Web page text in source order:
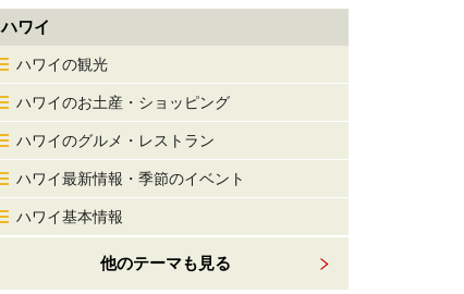
ハワイ
ハワイの観光
ハワイのお土産・ショッピング
ハワイのグルメ・レストラン
ハワイ最新情報・季節のイベント
ハワイ基本情報
他のテーマも見る